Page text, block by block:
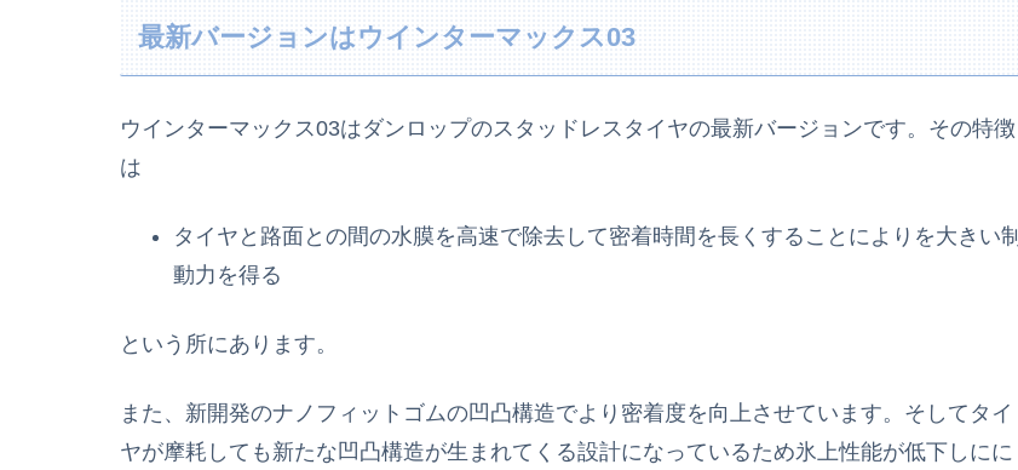
最新バージョンはウインターマックス03
ウインターマックス03はダンロップのスタッドレスタイヤの最新バージョンです。その特徴
は
タイヤと路面との間の水膜を高速で除去して密着時間を長くすることによりを大きい制
動力を得る
という所にあります。
また、新開発のナノフィットゴムの凹凸構造でより密着度を向上させています。そしてタイ
ヤが摩耗しても新たな凹凸構造が生まれてくる設計になっているため氷上性能が低下しにに